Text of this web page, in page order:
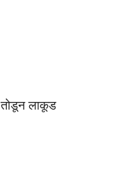
तोडून लाकूड